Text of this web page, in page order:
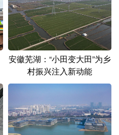
黑龙江
Français عربى
日本語
安徽芜湖：“小田变大田”为乡
村振兴注入新动能